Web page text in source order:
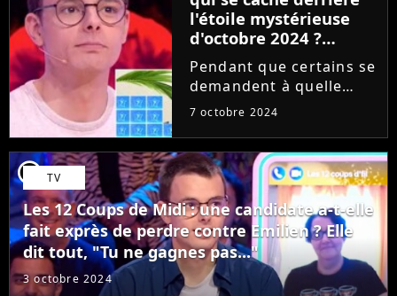
l'étoile mystérieuse
d'octobre 2024 ?
L'identité de la star
trouvée avant Emilien
(les indices sont tirés
par les cheveux)
Pendant que certains se
demandent à quelle
date sera éliminé
Midi, le candidat de
Jean-Luc Reichmann
recherche sa 14ème
étoile mystérieuse. Et ça
tombe bien,...
7 octobre 2024
player2 TV
Les 12 Coups de Midi : une candidate a-t-elle
fait exprès de perdre contre Emilien ? Elle
dit tout, "Tu ne gagnes pas..."
3 octobre 2024